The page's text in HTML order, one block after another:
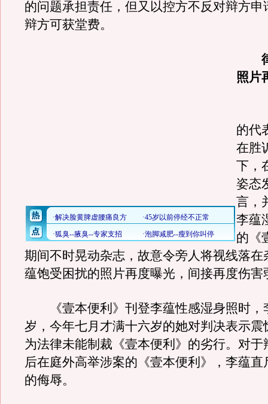
的问题承担责任，但又以控方不反对辩方申
辩方可获堂费。
照片
的代
在胜
下，
姿态
言，
李蕴
的《
期间不时晃动杂志，故意令旁人将视线落在
蕴饱受困扰的照片再度曝光，间接再度伤害
《壹本便利》刊登李蕴性感湿身照时，
岁，今年七月才满十六岁的她对判决表示震
为法律未能制裁《壹本便利》的劣行。对于
后在庭外高举涉案的《壹本便利》，李蕴直
的侮辱。